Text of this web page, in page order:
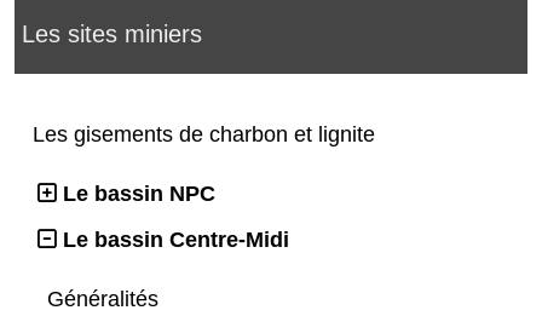
Les sites miniers
Les gisements de charbon et lignite
Le bassin NPC
Le bassin Centre-Midi
Généralités